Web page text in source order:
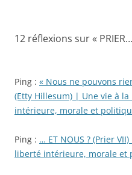
12 réflexions sur «
Ping : « Nous ne pouvons
(Etty Hillesum) | Une vie à
intérieure, morale et
Ping : … ET NOUS ? (Prier
liberté intérieure, morale et